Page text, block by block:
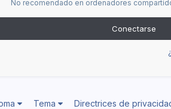
No recomendado en ordenadores
Conectarse
Tema Directrices de